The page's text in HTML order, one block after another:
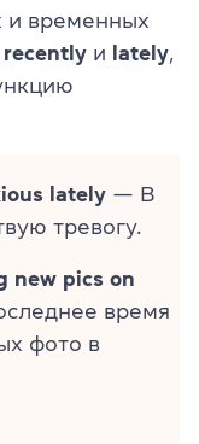
и временных
recently и lately,
lately — В
тревогу.
new pics on
время
фото в